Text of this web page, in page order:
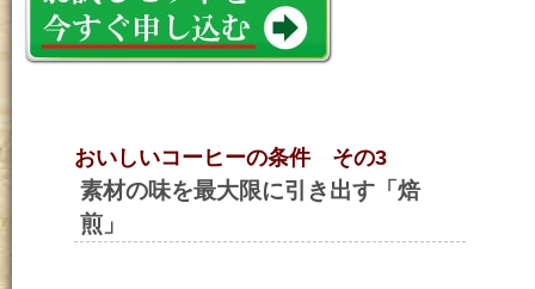
おいしいコーヒーの条件 その3
素材の味を最大限に引き出す「焙
煎」